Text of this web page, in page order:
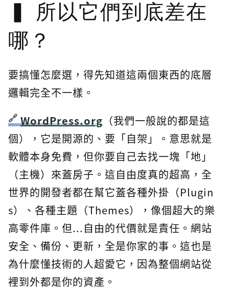
所以它們到底差在
哪？
要搞懂怎麼選，得先知道這兩個東西的底層
邏輯完全不一樣。
WordPress.org （我們一般說的都是這
個），它是開源的、要「自架」。意思就是
軟體本身免費，但你要自己去找一塊「地」
（主機）來蓋房子。這自由度真的超高，全
世界的開發者都在幫它蓋各種外掛（Plugin
s）、各種主題（Themes），像個超大的樂
高零件庫。但...自由的代價就是責任。網站
安全、備份、更新，全是你家的事。這也是
為什麼懂技術的人超愛它，因為整個網站從
裡到外都是你的資產。